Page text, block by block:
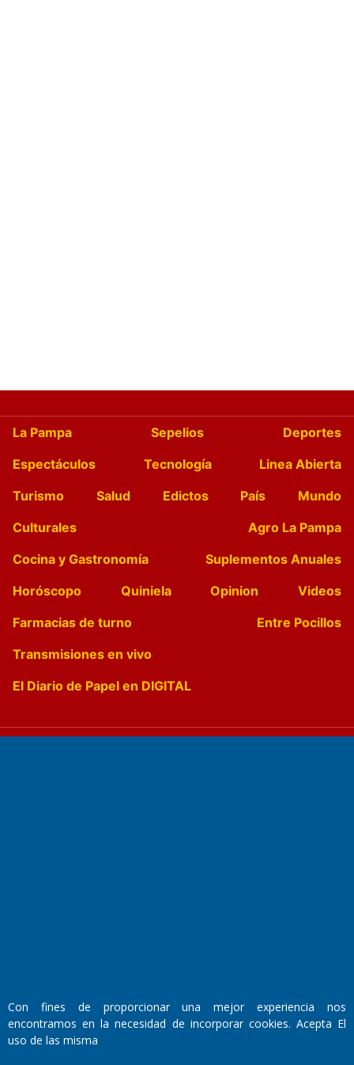
La Pampa Sepelios
Deportes
Espectáculos
Tecnología
Linea Abierta
Turismo
Salud Edictos País
Mundo
Culturales
Agro La Pampa
Cocina y Gastronomía
Suplementos Anuales
Horóscopo
Quiniela Opinion
Videos
Farmacias de turno
Entre Pocillos
Transmisiones en vivo
El Diario de Papel en DIGITAL
Walter René Goñi
Con fines de proporcionar una mejor experiencia nos
encontramos en la necesidad de incorporar cookies. Acepta El
uso de las misma